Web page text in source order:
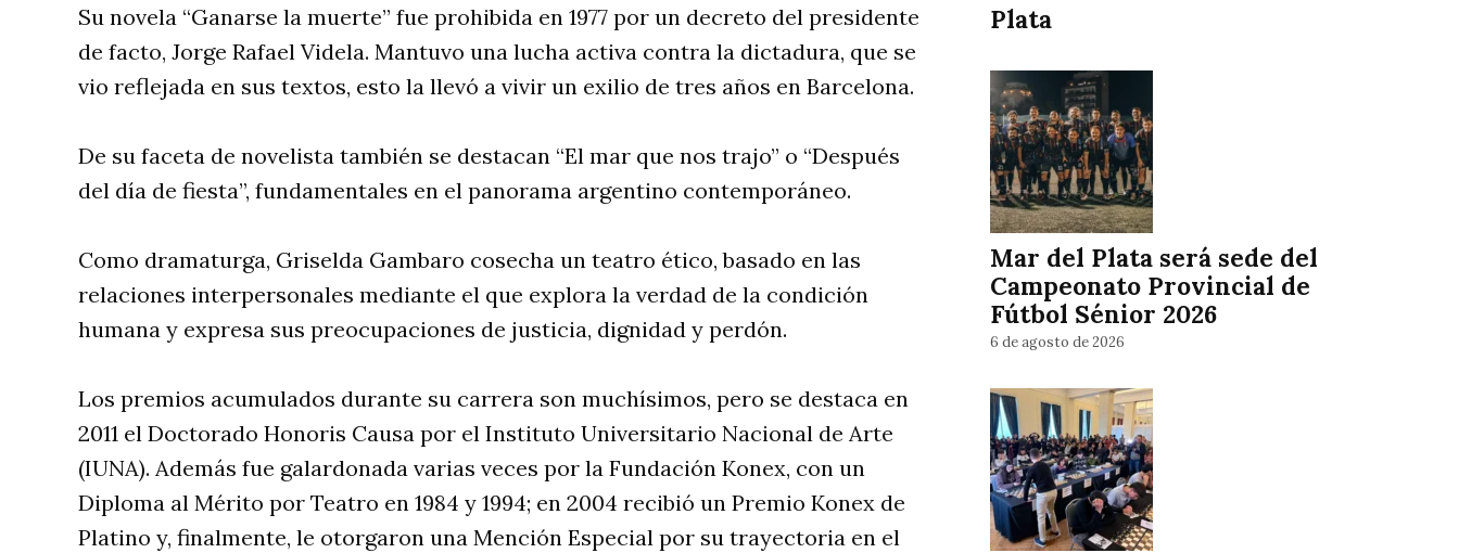
Su novela “Ganarse la muerte” fue prohibida en 1977 por un decreto del presidente
de facto, Jorge Rafael Videla. Mantuvo una lucha activa contra la dictadura, que se
vio reflejada en sus textos, esto la llevó a vivir un exilio de tres años en Barcelona.
De su faceta de novelista también se destacan “El mar que nos trajo” o “Después
del día de fiesta”, fundamentales en el panorama argentino contemporáneo.
Como dramaturga, Griselda Gambaro cosecha un teatro ético, basado en las
relaciones interpersonales mediante el que explora la verdad de la condición
humana y expresa sus preocupaciones de justicia, dignidad y perdón.
Los premios acumulados durante su carrera son muchísimos, pero se destaca en
2011 el Doctorado Honoris Causa por el Instituto Universitario Nacional de Arte
(IUNA). Además fue galardonada varias veces por la Fundación Konex, con un
Diploma al Mérito por Teatro en 1984 y 1994; en 2004 recibió un Premio Konex de
Platino y, finalmente, le otorgaron una Mención Especial por su trayectoria en el
Plata
Mar del Plata será sede del
Campeonato Provincial de
Fútbol Sénior 2026
6 de agosto de 2026